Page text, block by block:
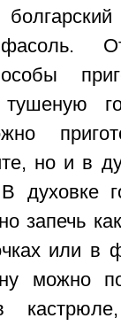
но и в
духовке
запечь
или в
можно